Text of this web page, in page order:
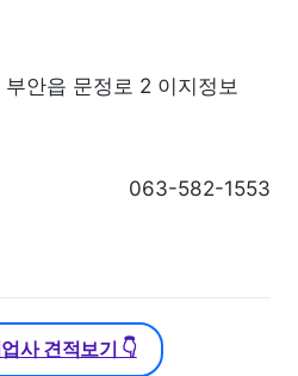
안읍 문정로 2 이지정보
063-582-1553
사 견적보기 👇